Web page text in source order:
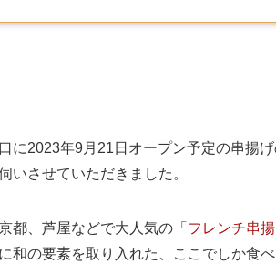
に2023年9月21日オープン予定の串揚げ
いさせていただきました。
都、芦屋などで大人気の「 フレンチ串
和の要素を取り入れた、ここでしか食